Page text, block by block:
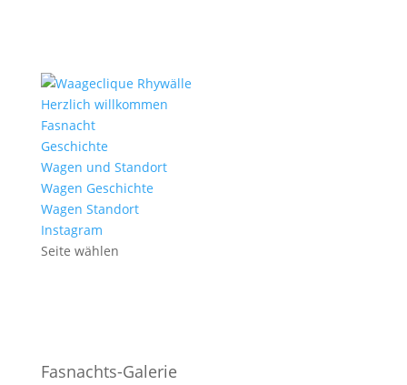
Herzlich willkommen
Fasnacht
Geschichte
Wagen und Standort
Wagen Geschichte
Wagen Standort
Instagram
Seite wählen
Fasnachts-Galerie